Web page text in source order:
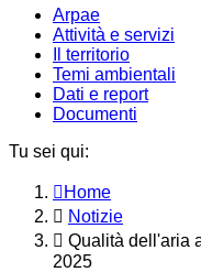
Arpae
Attività e servizi
Il territorio
Temi ambientali
Dati e report
Documenti
Tu sei qui:
Home
Notizie
Qualità dell'aria
2025